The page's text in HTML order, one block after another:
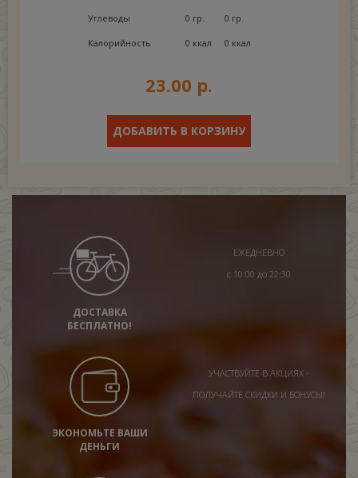
Углеводы 0 гр. 0 гр.
Калорийность 0 ккал 0 ккал
23.00 р.
ДОБАВИТЬ В КОРЗИНУ
ДОСТАВКА
БЕСПЛАТНО!
ЕЖЕДНЕВНО
с 10:00 до 22:30
ЭКОНОМЬТЕ ВАШИ
ДЕНЬГИ
УЧАСТВУЙТЕ В АКЦИЯХ -
ПОЛУЧАЙТЕ СКИДКИ И БОНУСЫ!